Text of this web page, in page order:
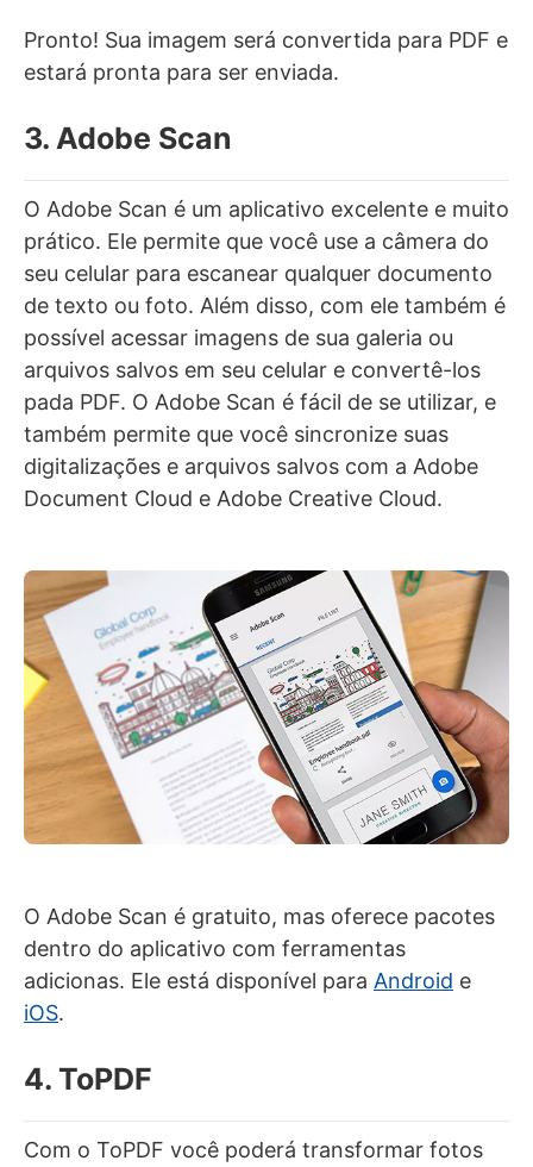
Pronto! Sua imagem será convertida para PDF e
estará pronta para ser enviada.
3. Adobe Scan
O Adobe Scan é um aplicativo excelente e muito
prático. Ele permite que você use a câmera do
seu celular para escanear qualquer documento
de texto ou foto. Além disso, com ele também é
possível acessar imagens de sua galeria ou
arquivos salvos em seu celular e convertê-los
pada PDF. O Adobe Scan é fácil de se utilizar, e
também permite que você sincronize suas
digitalizações e arquivos salvos com a Adobe
Document Cloud e Adobe Creative Cloud.
O Adobe Scan é gratuito, mas oferece pacotes
dentro do aplicativo com ferramentas
adicionas. Ele está disponível para Android e
iOS.
4. ToPDF
Com o ToPDF você poderá transformar fotos